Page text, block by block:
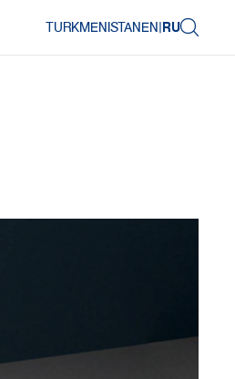
TURKMENISTANEN|RU